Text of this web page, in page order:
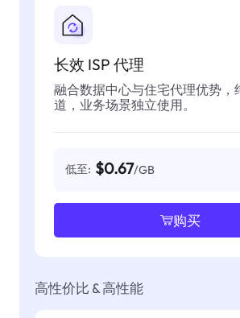
长效 ISP 代理
融合数据中心与住宅代理优势，
道，业务场景独立使用。
低至: $0.67/GB
购买
高性价比 & 高性能